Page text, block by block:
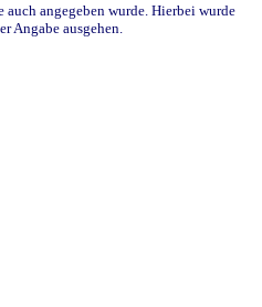
angegeben wurde. Hierbei wurde
Angabe ausgehen.